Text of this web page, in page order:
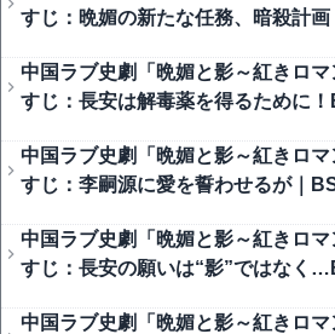
すじ：晩媚の新たな任務、暗殺計
中国ラブ史劇「晩媚と影～紅きロ
すじ：長安は解毒薬を得るために
中国ラブ史劇「晩媚と影～紅きロ
すじ：李嗣源に愛を誓わせるが｜
中国ラブ史劇「晩媚と影～紅きロ
すじ：長安の願いは“影”ではなく
中国ラブ史劇「晩媚と影～紅きロ